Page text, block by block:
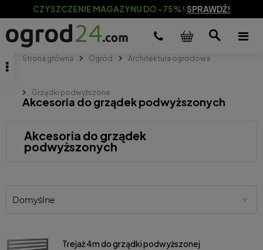
CZYSZCZENIE MAGAZYNU DO -75%! SPRAWDŹ!
Strona główna Ogród Architektura ogrodowa
Grządki podwyższone
Akcesoria do grządek podwyższonych
Akcesoria do grządek
podwyższonych
Trejaż 4m do grządki podwyższonej